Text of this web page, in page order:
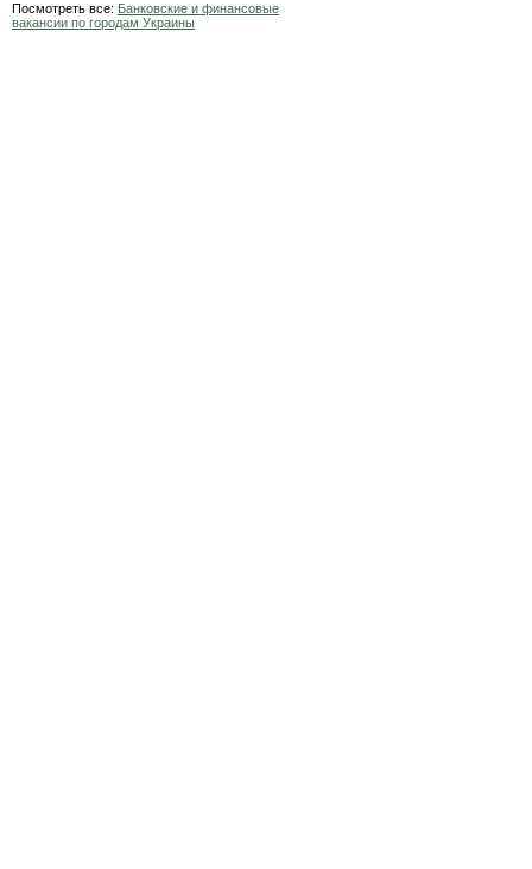
Посмотреть все: Банковские и финансовые
вакансии по городам Украины